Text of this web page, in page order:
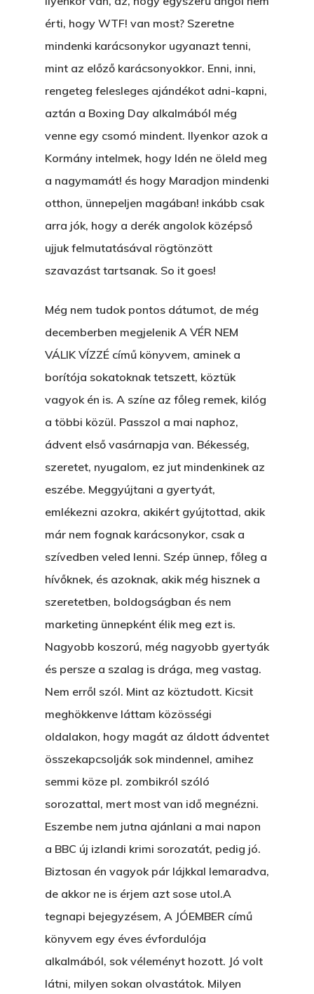
érti, hogy WTF! van most? Szeretne
mindenki karácsonykor ugyanazt tenni,
mint az előző karácsonyokkor. Enni, inni,
rengeteg felesleges ajándékot adni-kapni,
aztán a Boxing Day alkalmából még
venne egy csomó mindent. Ilyenkor azok a
Kormány intelmek, hogy Idén ne öleld meg
a nagymamát! és hogy Maradjon mindenki
otthon, ünnepeljen magában! inkább csak
arra jók, hogy a derék angolok középső
ujjuk felmutatásával rögtönzött
szavazást tartsanak. So it goes!
Még nem tudok pontos dátumot, de még
decemberben megjelenik A VÉR NEM
VÁLIK VÍZZÉ című könyvem, aminek a
borítója sokatoknak tetszett, köztük
vagyok én is. A színe az főleg remek, kilóg
a többi közül. Passzol a mai naphoz,
ádvent első vasárnapja van. Békesség,
szeretet, nyugalom, ez jut mindenkinek az
eszébe. Meggyújtani a gyertyát,
emlékezni azokra, akikért gyújtottad, akik
már nem fognak karácsonykor, csak a
szívedben veled lenni. Szép ünnep, főleg a
hívőknek, és azoknak, akik még hisznek a
szeretetben, boldogságban és nem
marketing ünnepként élik meg ezt is.
Nagyobb koszorú, még nagyobb gyertyák
és persze a szalag is drága, meg vastag.
Nem erről szól. Mint az köztudott. Kicsit
meghökkenve láttam közösségi
oldalakon, hogy magát az áldott ádventet
összekapcsolják sok mindennel, amihez
semmi köze pl. zombikról szóló
sorozattal, mert most van idő megnézni.
Eszembe nem jutna ajánlani a mai napon
a BBC új izlandi krimi sorozatát, pedig jó.
Biztosan én vagyok pár lájkkal lemaradva,
de akkor ne is érjem azt sose utol.A
tegnapi bejegyzésem, A JÓEMBER című
könyvem egy éves évfordulója
alkalmából, sok véleményt hozott. Jó volt
látni, milyen sokan olvastátok. Milyen
A Vér Nem Válik Vízzé
Egy Nyár
Ajándék – Karácsonyi
Történetek
EGY LAKTANYÁT,
A PESTIA
Az Elveszett Fejezet
Akkor És Ott
Nem Szégyen Az
KI-BEJÁRAT
És Akkor A Balta
Ment A Hűtlen
Egy Be-Fektetést,
FELICITÁ
Betli
Egy Világbajnokságot,
ÁRULÓ!
A Kaszinó
Párizs És Újra MI
Egy Hitelt, Ödön?
ELMENT A VILLAMOS
EGY BANKOT, ÖDÖN?
GYERE VELEM
A „BECSÜLETES”
Hogyan Tudta Feladni
Kartalherczeghy
Bristolt Látni
Feliratkozás
Kapcsolat
Bakker Gyuri
Hírek
Wow Look At This!
customizable off canvas
The Castle
Unit 345
2500 Castle Dr
Manhattan, NY
T: +216 (0)40 3629
E: